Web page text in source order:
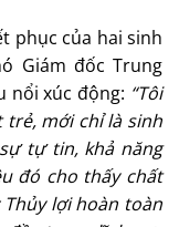
phục của hai sinh
Giám đốc Trung
nổi xúc động: “Tôi
trẻ, mới chỉ là sinh
tự tin, khả năng
đó cho thấy chất
lợi hoàn toàn